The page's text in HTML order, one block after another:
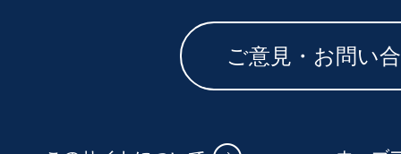
ご意見・お問い